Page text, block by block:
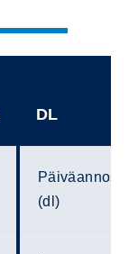
DL
Päiväannos
(dl)